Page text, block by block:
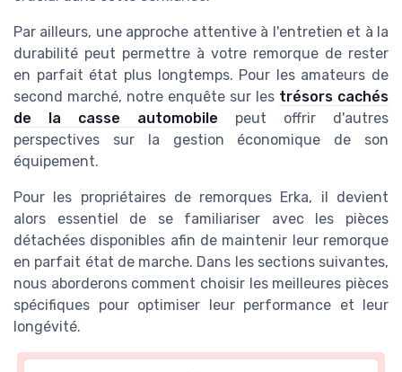
Par ailleurs, une approche attentive à l'entretien et à la
durabilité peut permettre à votre remorque de rester
en parfait état plus longtemps. Pour les amateurs de
second marché, notre enquête sur les trésors cachés
de la casse automobile peut offrir d'autres
perspectives sur la gestion économique de son
équipement.
Pour les propriétaires de remorques Erka, il devient
alors essentiel de se familiariser avec les pièces
détachées disponibles afin de maintenir leur remorque
en parfait état de marche. Dans les sections suivantes,
nous aborderons comment choisir les meilleures pièces
spécifiques pour optimiser leur performance et leur
longévité.